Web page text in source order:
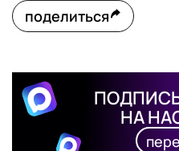
поделиться
НА